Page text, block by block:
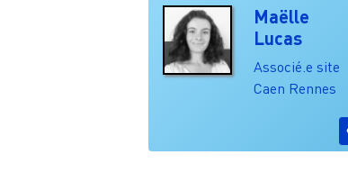
Maëlle
Lucas
Associé.e site
Caen Rennes